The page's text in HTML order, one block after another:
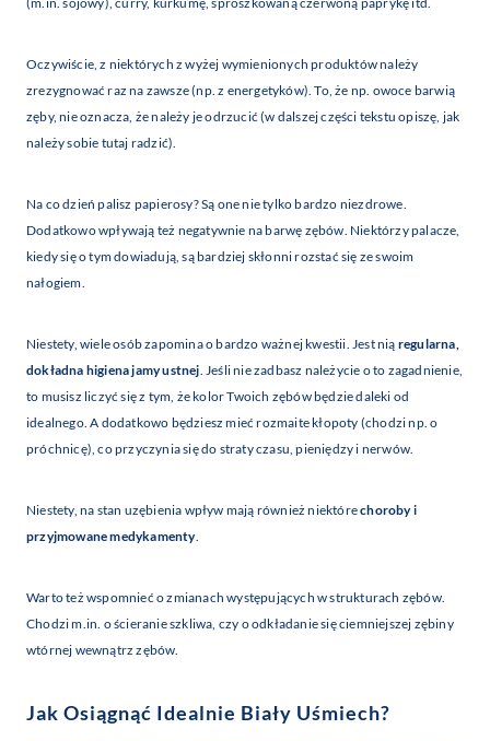
Oczywiście, z niektórych z wyżej wymienionych produktów należy
zrezygnować raz na zawsze (np. z energetyków). To, że np. owoce barwią
zęby, nie oznacza, że należy je odrzucić (w dalszej części tekstu opiszę, jak
należy sobie tutaj radzić).
Na co dzień palisz papierosy? Są one nie tylko bardzo niezdrowe.
Dodatkowo wpływają też negatywnie na barwę zębów. Niektórzy palacze,
kiedy się o tym dowiadują, są bardziej skłonni rozstać się ze swoim
nałogiem.
Niestety, wiele osób zapomina o bardzo ważnej kwestii. Jest nią regularna,
dokładna higiena jamy ustnej. Jeśli nie zadbasz należycie o to zagadnienie,
to musisz liczyć się z tym, że kolor Twoich zębów będzie daleki od
idealnego. A dodatkowo będziesz mieć rozmaite kłopoty (chodzi np. o
próchnicę), co przyczynia się do straty czasu, pieniędzy i nerwów.
Niestety, na stan uzębienia wpływ mają również niektórechoroby i
przyjmowane medykamenty.
Warto też wspomnieć o zmianach występujących w strukturach zębów.
Chodzi m.in. o ścieranie szkliwa, czy o odkładanie się ciemniejszej zębiny
wtórnej wewnątrz zębów.
Jak Osiągnąć Idealnie Biały Uśmiech?